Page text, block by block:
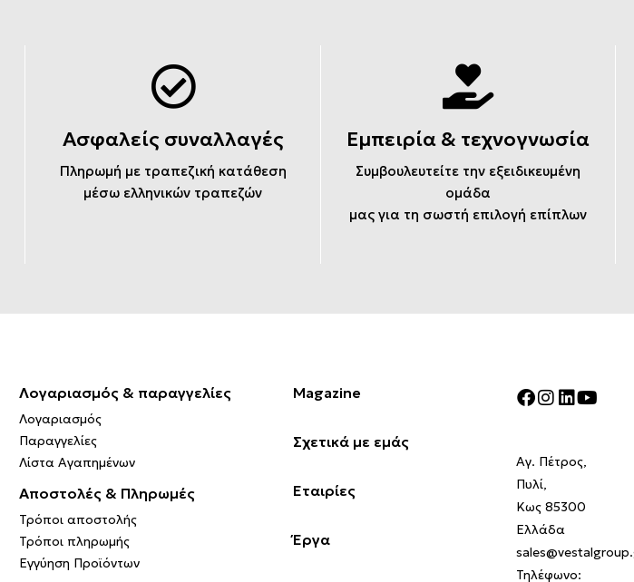
Ασφαλείς συναλλαγές
Πληρωμή με τραπεζική κατάθεση
μέσω ελληνικών τραπεζών
Εμπειρία & τεχνογνωσία
Συμβουλευτείτε την εξειδικευμένη
ομάδα
μας για τη σωστή επιλογή επίπλων
Λογαριασμός & παραγγελίες
Λογαριασμός
Παραγγελίες
Λίστα Αγαπημένων
Αποστολές & Πληρωμές
Τρόποι αποστολής
Τρόποι πληρωμής
Εγγύηση Προϊόντων
Magazine
Σχετικά με εμάς
Εταιρίες
Έργα
Αγ. Πέτρος,
Πυλί,
Κως 85300
Ελλάδα
Τηλέφωνο: